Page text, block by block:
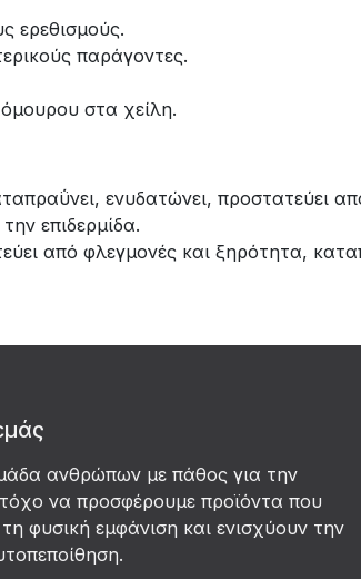
ερεθισμούς.
παράγοντες.
στα χείλη.
ενυδατώνει, προστατεύει
επιδερμίδα.
από φλεγμονές και ξηρότητα,
ανθρώπων με πάθος για την
να προσφέρουμε προϊόντα που
φυσική εμφάνιση και ενισχύουν την